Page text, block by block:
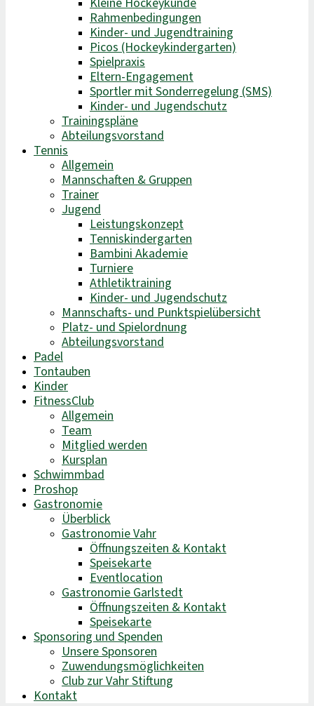
Rahmenbedingungen
Kinder- und Jugendtraining
Picos (Hockeykindergarten)
Spielpraxis
Eltern-Engagement
Sportler mit Sonderregelung (SMS)
Kinder- und Jugendschutz
Trainingspläne
Abteilungsvorstand
Tennis
Allgemein
Mannschaften & Gruppen
Trainer
Jugend
Leistungskonzept
Tenniskindergarten
Bambini Akademie
Turniere
Athletiktraining
Kinder- und Jugendschutz
Mannschafts- und Punktspielübersicht
Platz- und Spielordnung
Abteilungsvorstand
Padel
Tontauben
Kinder
FitnessClub
Allgemein
Team
Mitglied werden
Kursplan
Schwimmbad
Proshop
Gastronomie
Überblick
Gastronomie Vahr
Öffnungszeiten & Kontakt
Speisekarte
Eventlocation
Gastronomie Garlstedt
Öffnungszeiten & Kontakt
Speisekarte
Sponsoring und Spenden
Unsere Sponsoren
Zuwendungsmöglichkeiten
Club zur Vahr Stiftung
Kontakt